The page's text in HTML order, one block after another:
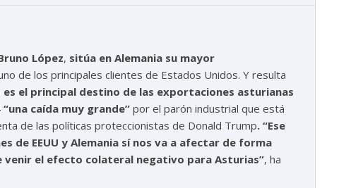
López, sitúa en Alemania su mayor
de los principales clientes de Estados Unidos. Y resulta
el principal destino de las exportaciones asturianas
caída muy grande” por el parón industrial que está
de las políticas proteccionistas de Donald Trump. “Ese
de EEUU y Alemania sí nos va a afectar de forma
venir el efecto colateral negativo para Asturias”, ha